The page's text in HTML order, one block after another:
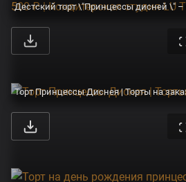
Торт Принцессы Диснея | Торты на